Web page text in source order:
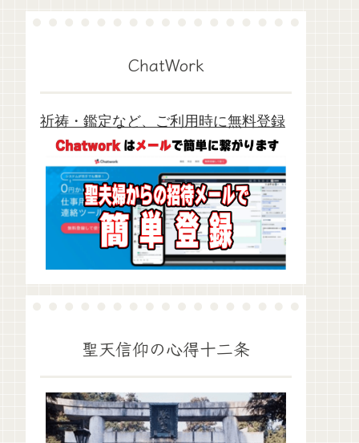
ChatWork
祈祷・鑑定など、ご利用時に無料登録
聖天信仰の心得十二条